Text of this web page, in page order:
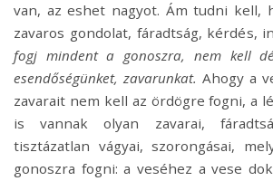
van, az eshet nagyot. Ám tudni kell,
zavaros gondolat, fáradtság, kérdés,
fogj mindent a gonoszra, nem kell
esendőségünket, zavarunkat. Ahogy a
zavarait nem kell az ördögre fogni, a
is vannak olyan zavarai,
tisztázatlan vágyai, szorongásai,
gonoszra fogni: a veséhez a vese